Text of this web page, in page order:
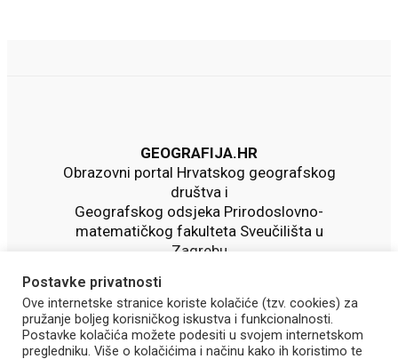
GEOGRAFIJA.HR
Obrazovni portal Hrvatskog geografskog
društva i
Geografskog odsjeka Prirodoslovno-
matematičkog fakulteta Sveučilišta u
Zagrebu
Postavke privatnosti
Ove internetske stranice koriste kolačiće (tzv. cookies) za
pružanje boljeg korisničkog iskustva i funkcionalnosti.
Postavke kolačića možete podesiti u svojem internetskom
pregledniku. Više o kolačićima i načinu kako ih koristimo te